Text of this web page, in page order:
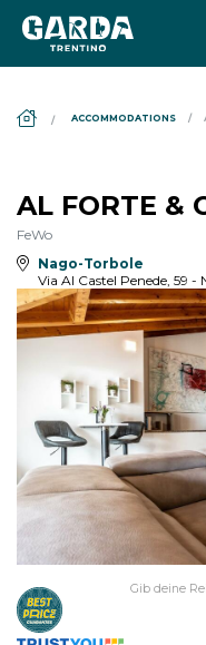
ACCOMMODATIONS
AL FORTE &
FeWo
Nago-Torbole
Via Al Castel Penede, 59 -
Gib deine